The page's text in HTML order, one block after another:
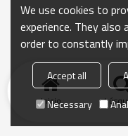
Inicio
We use cookies to
experience. They
order to constantly
Accept all
Necessary